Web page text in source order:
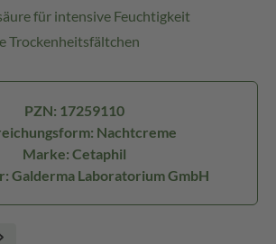
für intensive Feuchtigkeit
Trockenheitsfältchen
PZN: 17259110
Nachtcreme
Marke: Cetaphil
Galderma Laboratorium GmbH